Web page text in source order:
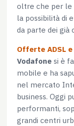
oltre che per le
la possibilità di
da parte dei già
Offerte ADSL
Vodafone si è
mobile e ha
nel mercato
business. Oggi
performanti,
grandi centri